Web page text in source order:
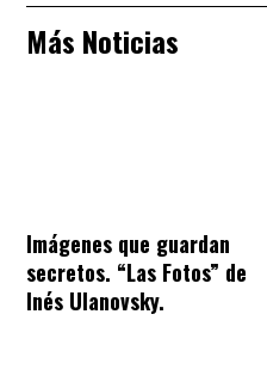
Más Noticias
Imágenes que guardan
secretos. “Las Fotos” de
Inés Ulanovsky.